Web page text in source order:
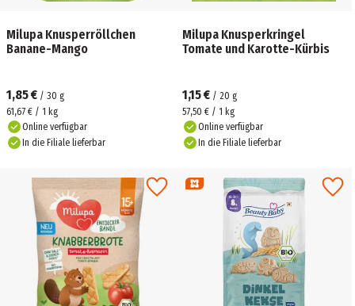
Milupa Knusperröllchen
Banane-Mango
1,85 € / 30 g
61,67 € / 1 kg
Online verfügbar
In die Filiale lieferbar
Milupa Knusperkringel
Tomate und Karotte-Kürbis
1,15 € / 20 g
57,50 € / 1 kg
Online verfügbar
In die Filiale lieferbar